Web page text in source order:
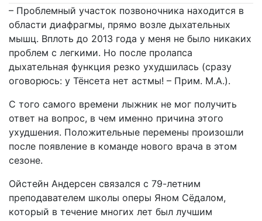
– Проблемный участок позвоночника находится в
области диафрагмы, прямо возле дыхательных
мышц. Вплоть до 2013 года у меня не было никаких
проблем с легкими. Но после пролапса
дыхательная функция резко ухудшилась (сразу
оговорюсь: у Тёнсета нет астмы! – Прим. М.А.).
С того самого времени лыжник не мог получить
ответ на вопрос, в чем именно причина этого
ухудшения. Положительные перемены произошли
после появление в команде нового врача в этом
сезоне.
Ойстейн Андерсен связался с 79-летним
преподавателем школы оперы Яном Сёдалом,
который в течение многих лет был лучшим